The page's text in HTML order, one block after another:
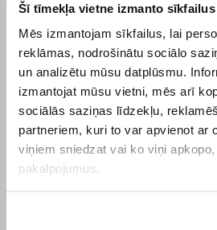
Šī tīmekļa vietne izmanto sīkfailus
Mēs izmantojam sīkfailus, lai
reklāmas, nodrošinātu sociālo
un analizētu mūsu datplūsmu.
izmantojat mūsu vietni, mēs arī
sociālās saziņas līdzekļu,
partneriem, kuri to var apvienot ar
viņiem sniedzat vai ko viņi
pakalpojumus.
Auto sēdekļu aksesuāru klāstā ietilpst
bērna novērošanai, sēdekļu pārvalki,
ceļojumu somas un adapteri. Pieejami
svarīgi pievērst uzmanību saderībai ar
materiālu kvalitātei un tam, lai
Kam piemēroti
Auto sēdekļu aksesuāri ir piemēroti
padarīt braucienus ar bērnu ērtākus un
noderīgi gan ikdienas pārvietošanās